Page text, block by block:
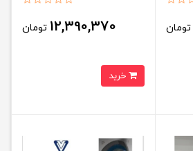
تومان 12,390,370 تومان